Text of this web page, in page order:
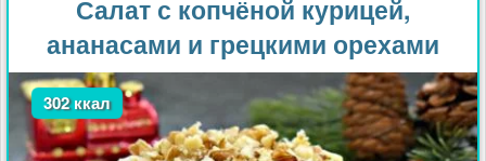
Салат с копчёной курицей,
ананасами и грецкими орехами
302 ккал